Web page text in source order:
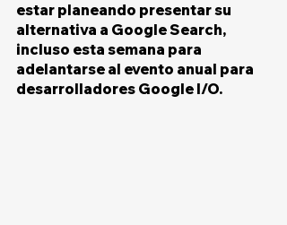
estar planeando presentar su
alternativa a Google Search,
incluso esta semana para
adelantarse al evento anual para
desarrolladores Google I/O.